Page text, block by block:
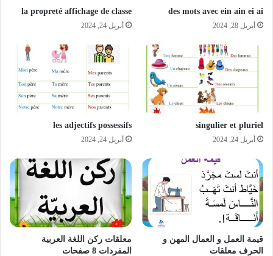
des mots avec ein ain ei ai
أبريل 28, 2024
la propreté affichage de classe
أبريل 24, 2024
singulier et pluriel
أبريل 24, 2024
les adjectifs possessifs
أبريل 24, 2024
قيمة العمل و العمال المهن و
الحرف معلقات
معلقات ركن اللغة العربية
المفردات 8 صفحات